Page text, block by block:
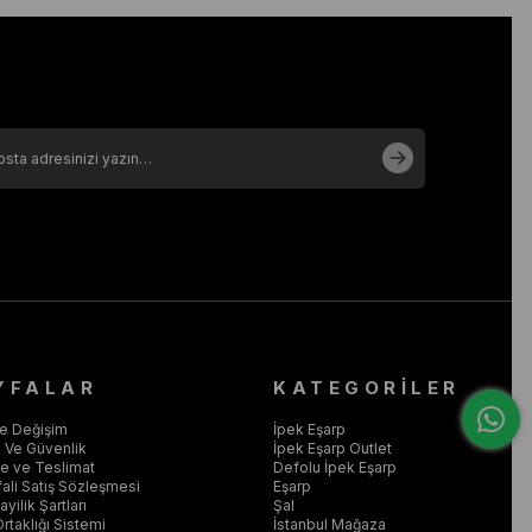
Değişim
Ve Güvenlik
ve Teslimat
Satış Sözleşmesi
Şartları
Sistemi
KATEGORİLER
İpek Eşarp
İpek Eşarp Outlet
Defolu İpek Eşarp
Eşarp
Şal
İstanbul Mağaza